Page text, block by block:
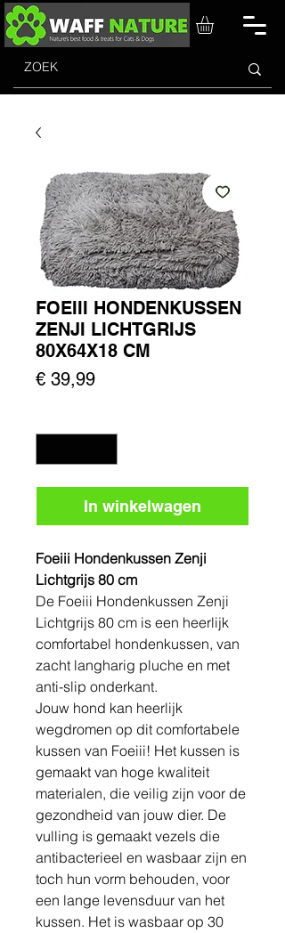
FOEIII HONDENKUSSEN
ZENJI LICHTGRIJS
80X64X18 CM
€ 39,99Prijs
In winkelwagen
Foeiii Hondenkussen Zenji
Lichtgrijs 80 cm
De Foeiii Hondenkussen Zenji
Lichtgrijs 80 cm is een heerlijk
comfortabel hondenkussen, van
zacht langharig pluche en met
anti-slip onderkant.
Jouw hond kan heerlijk
wegdromen op dit comfortabele
kussen van Foeiii! Het kussen is
gemaakt van hoge kwaliteit
materialen, die veilig zijn voor de
gezondheid van jouw dier. De
vulling is gemaakt vezels die
antibacterieel en wasbaar zijn en
toch hun vorm behouden, voor
een lange levensduur van het
kussen. Het is wasbaar op 30